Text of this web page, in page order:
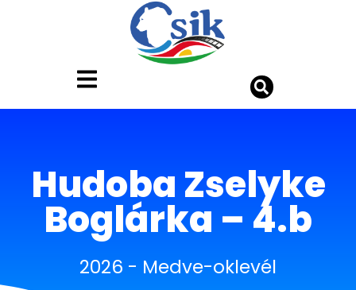
Hudoba Zselyke
Boglárka – 4.b
2026 - Medve-oklevél